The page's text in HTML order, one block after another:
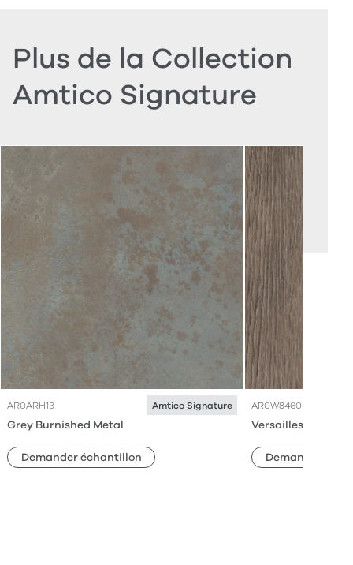
Plus de la Collection
Amtico Signature
AR0ARH13 Amtico Signature
Grey Burnished Metal
Demander échantillon
AR0W8460
Versailles Oak
Demander